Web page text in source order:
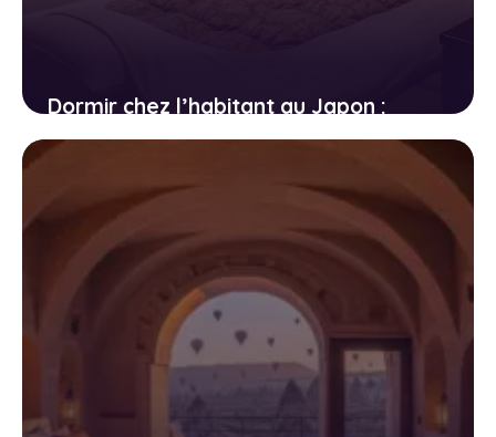
Dormir chez l’habitant au Japon :
ryokan, minshuku et temples
11 avril 2026